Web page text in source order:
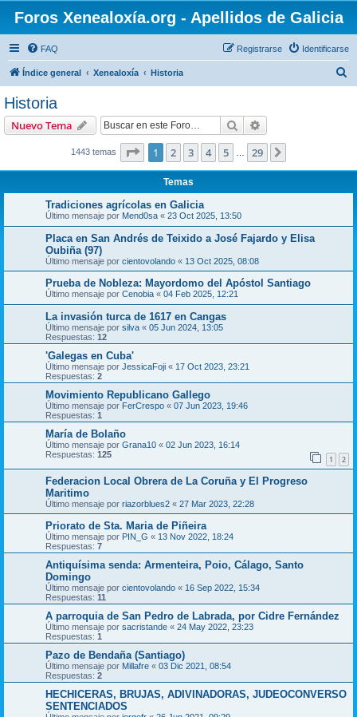
Foros Xenealoxía.org - Apellidos de Galicia
FAQ Identificarse
Registrarse
Índice general Xenealoxía Historia
Historia
Nuevo Tema Buscar
1443 temas Página de 29
1 2 3 4 5 29
Temas
Tradiciones agrícolas en Galicia
Último mensaje por Mend0sa « 23 Oct 2025, 13:50
Placa en San Andrés de Teixido a José Fajardo y Elisa
Oubiña (97)
Último mensaje por cientovolando « 13 Oct 2025, 08:08
Prueba de Nobleza: Mayordomo del Apóstol Santiago
Último mensaje por Cenobia « 04 Feb 2025, 12:21
La invasión turca de 1617 en Cangas
Último mensaje por silva « 05 Jun 2024, 13:05
Respuestas: 12
'Galegas en Cuba'
Último mensaje por JessicaFoji « 17 Oct 2023, 23:21
Respuestas: 2
Movimiento Republicano Gallego
Último mensaje por FerCrespo « 07 Jun 2023, 19:46
Respuestas: 1
María de Bolaño
Último mensaje por Grana10 « 02 Jun 2023, 16:14
Respuestas: 125 1 2
Federacion Local Obrera de La Coruña y El Progreso
Maritimo
Último mensaje por riazorblues2 « 27 Mar 2023, 22:28
Priorato de Sta. Maria de Piñeira
Último mensaje por PIN_G « 13 Nov 2022, 18:24
Respuestas: 7
Antiquísima senda: Armenteira, Poio, Cálago, Santo
Domingo
Último mensaje por cientovolando « 16 Sep 2022, 15:34
Respuestas: 11
A parroquia de San Pedro de Labrada, por Cidre Fernández
Último mensaje por sacristande « 24 May 2022, 23:23
Respuestas: 1
Pazo de Bendaña (Santiago)
Último mensaje por Millafre « 03 Dic 2021, 08:54
Respuestas: 2
HECHICERAS, BRUJAS, ADIVINADORAS, JUDEOCONVERSO
SENTENCIADOS